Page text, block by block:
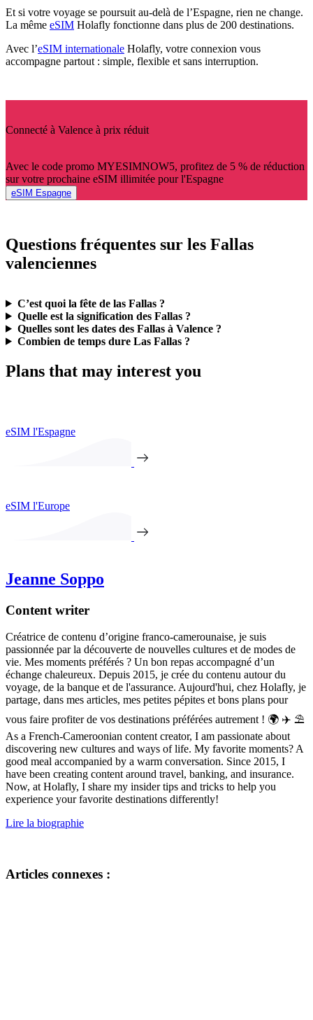
Et si votre voyage se poursuit au-delà de l’Espagne, rien ne change.
La même eSIM Holafly fonctionne dans plus de 200 destinations.
Avec l’eSIM internationale Holafly, votre connexion vous
accompagne partout : simple, flexible et sans interruption.
Connecté à Valence à prix réduit
Avec le code promo MYESIMNOW5, profitez de 5 % de réduction
sur votre prochaine eSIM illimitée pour l'Espagne
eSIM Espagne
Questions fréquentes sur les Fallas
valenciennes
C’est quoi la fête de las Fallas ?
Quelle est la signification des Fallas ?
Quelles sont les dates des Fallas à Valence ?
Combien de temps dure Las Fallas ?
Plans that may interest you
eSIM l'Espagne
eSIM l'Europe
Jeanne Soppo
Content writer
Créatrice de contenu d’origine franco-camerounaise, je suis
passionnée par la découverte de nouvelles cultures et de modes de
vie. Mes moments préférés ? Un bon repas accompagné d’un
échange chaleureux. Depuis 2015, je crée du contenu autour du
voyage, de la banque et de l'assurance. Aujourd'hui, chez Holafly, je
partage, dans mes articles, mes petites pépites et bons plans pour
vous faire profiter de vos destinations préférées autrement ! 🌍 ✈️ ⛱
As a French-Cameroonian content creator, I am passionate about
discovering new cultures and ways of life. My favorite moments? A
good meal accompanied by a warm conversation. Since 2015, I
have been creating content around travel, banking, and insurance.
Now, at Holafly, I share my insider tips and tricks to help you
experience your favorite destinations differently!
Lire la biographie
Articles connexes :